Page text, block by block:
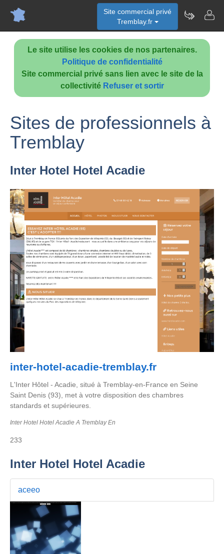
Le site utilise les cookies de nos partenaires.
Politique de confidentialité
Site commercial privé sans lien avec le site de la
collectivité Refuser et sortir
Site commercial privé
Tremblay.fr
Sites de professionnels à
Tremblay
Inter Hotel Hotel Acadie
inter-hotel-acadie-tremblay.fr
L'Inter Hôtel - Acadie, situé à Tremblay-en-France en Seine
Saint Denis (93), met à votre disposition des chambres
standards et supérieures.
Inter Hotel Hotel Acadie A Tremblay En
233
Inter Hotel Hotel Acadie
aceeo